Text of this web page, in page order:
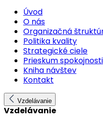
Úvod
O nás
Organizačná
Politika kvality
Strategické ciele
Prieskum spokojnosti
Kniha návštev
Kontakt
Vzdelávanie
Vzdelávanie